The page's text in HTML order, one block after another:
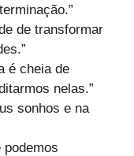
de transformar
é cheia de
nelas.”
sonhos e na
podemos